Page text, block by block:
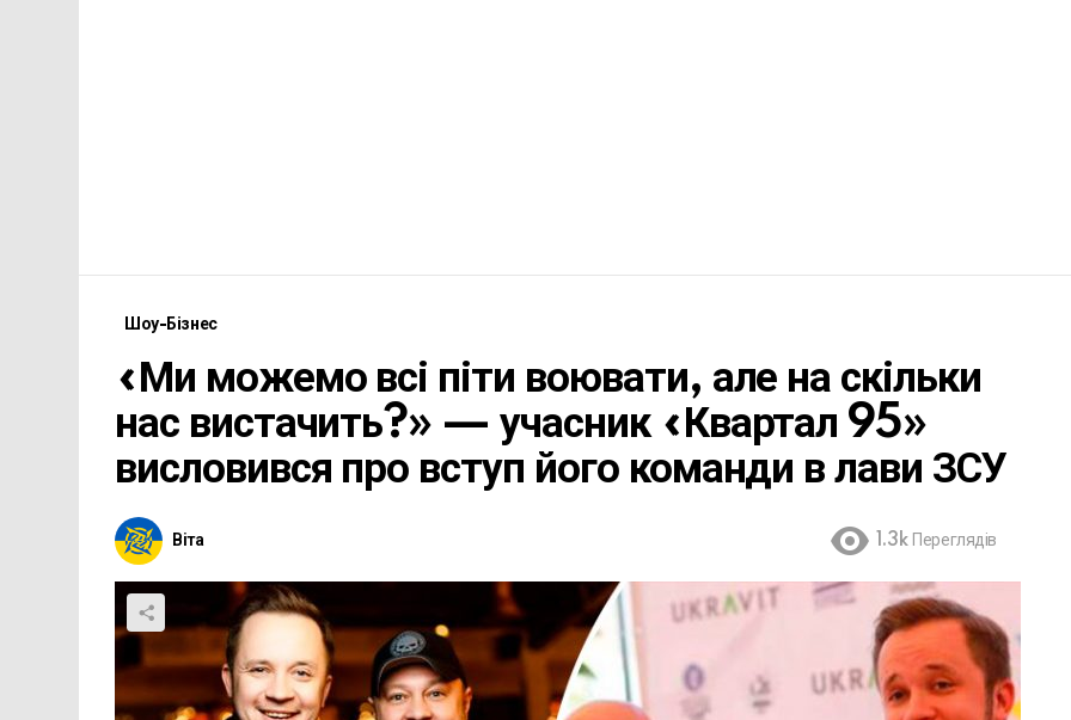
Шоу-Бізнес
«Ми можемо всі піти воювати, але на скільки
нас вистачить?» — учасник «Квартал 95»
висловився про вступ його команди в лави ЗСУ
Віта 1.3k Переглядів